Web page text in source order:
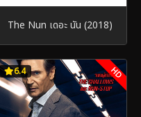
The Nun เดอะ นัน (2018)
6.4 HD